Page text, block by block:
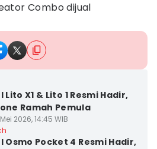
Combo dijual
Lito X1 & Lito 1 Resmi Hadir,
Ramah Pemula
2026, 14:45 WIB
Osmo Pocket 4 Resmi Hadir,